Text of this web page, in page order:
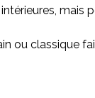
mais
ou classique